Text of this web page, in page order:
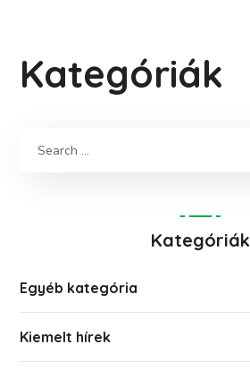
Kategóriák
Keresés
Kategóriák
Egyéb kategória
Kiemelt hírek